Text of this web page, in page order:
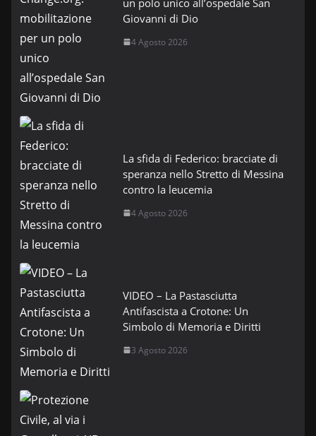
Giovanni di Dio
4 Agosto 2026
La sfida di Federico: bracciate di
speranza nello Stretto di Messina
contro la leucemia
4 Agosto 2026
VIDEO – La Pastasciutta
Antifascista a Crotone: Un
Simbolo di Memoria e Diritti
3 Agosto 2026